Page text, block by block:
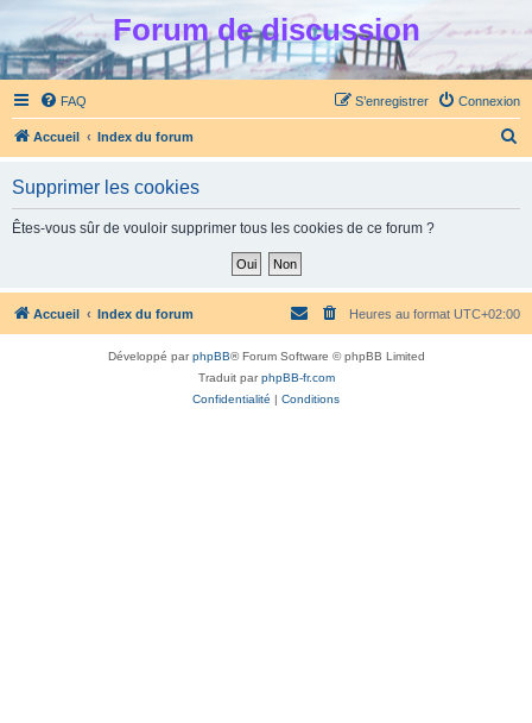
Forum de discussion
FAQ Connexion
S’enregistrer
Accueil Index du forum
h
Supprimer les cookies
Êtes-vous sûr de vouloir supprimer tous les cookies de ce forum ?
Accueil Index du forum Heures au format UTC+02:00
Développé parphpBB® Forum Software © phpBB Limited
Traduit parphpBB-fr.com
Confidentialité | Conditions